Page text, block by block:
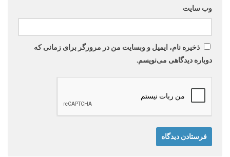
وب‌ سایت
ذخیره نام، ایمیل و وبسایت من در مرورگر برای زمانی که
دوباره دیدگاهی می‌نویسم.